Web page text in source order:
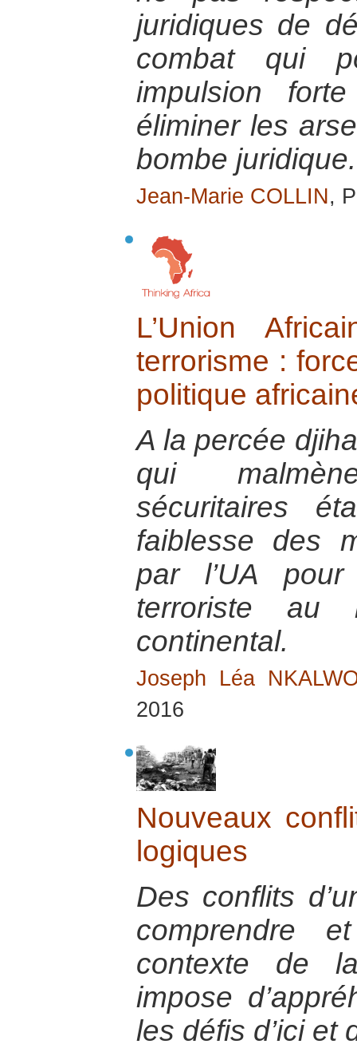
juridiques de
combat qui
impulsion
éliminer les
bombe juridique.
Jean-Marie COLLIN,
L’Union
terrorisme :
politique
A la percée
qui
sécuritaires
faiblesse des
par l’UA
terroriste au
continental.
Joseph Léa
2016
Nouveaux
logiques
Des conflits
comprendre
contexte de
impose
les défis d’ici et